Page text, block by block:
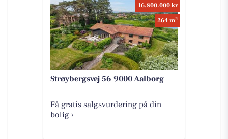
16.800.000 kr
264 m2
Strøybergsvej 56 9000 Aalborg
Få gratis salgsvurdering på din
bolig ›